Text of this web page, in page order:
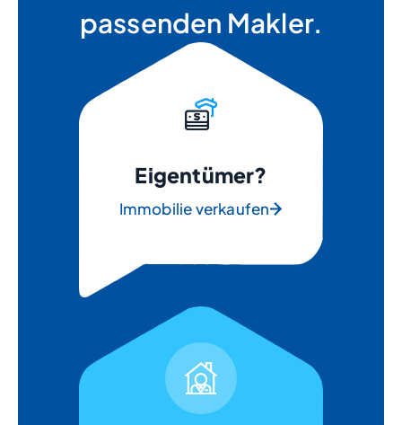
passenden Makler.
Eigentümer?
Immobilie verkaufen